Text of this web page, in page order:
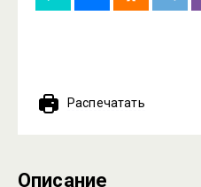
Распечатать
Описание